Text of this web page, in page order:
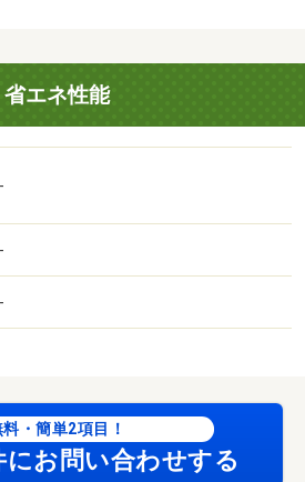
省エネ性能
-
-
-
料・簡単2項目！
にお問い合わせする